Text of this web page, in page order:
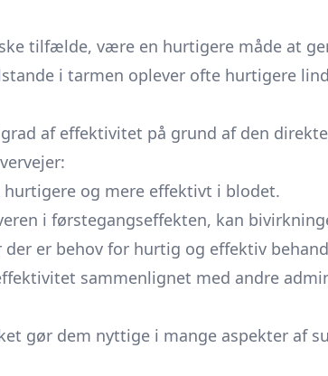
tilfælde, være en hurtigere måde at
i tarmen oplever ofte hurtigere
af effektivitet på grund af den
og mere effektivt i blodet.
i førstegangseffekten, kan
er behov for hurtig og effektiv
sammenlignet med andre
gør dem nyttige i mange aspekter af